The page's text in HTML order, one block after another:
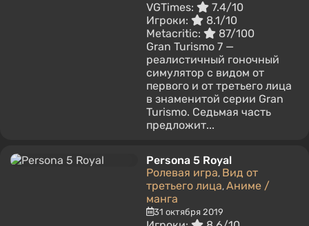
VGTimes:
7.4/10
Игроки:
8.1/10
Metacritic:
87/100
Gran Turismo 7 —
реалистичный гоночный
симулятор с видом от
первого и от третьего лица
в знаменитой серии Gran
Turismo. Седьмая часть
предложит...
Persona 5 Royal
Ролевая игра, Вид от
третьего лица, Аниме /
манга
31 октября 2019